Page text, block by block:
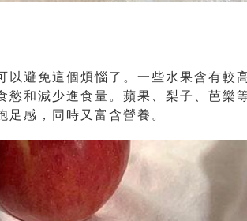
以避免這個煩惱了。一些水果含有較
慾和減少進食量。蘋果、梨子、芭樂
感，同時又富含營養。